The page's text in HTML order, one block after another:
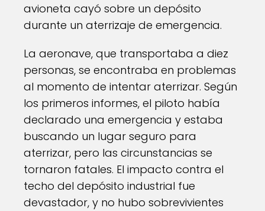
avioneta cayó sobre un depósito
durante un aterrizaje de emergencia.
La aeronave, que transportaba a diez
personas, se encontraba en problemas
al momento de intentar aterrizar. Según
los primeros informes, el piloto había
declarado una emergencia y estaba
buscando un lugar seguro para
aterrizar, pero las circunstancias se
tornaron fatales. El impacto contra el
techo del depósito industrial fue
devastador, y no hubo sobrevivientes